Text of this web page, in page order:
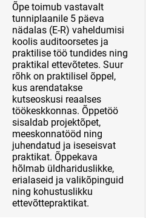
Õpe toimub vastavalt
tunniplaanile 5 päeva
nädalas (E-R) vaheldumisi
koolis auditoorsetes ja
praktilise töö tundides ning
praktikal ettevõtetes. Suur
rõhk on praktilisel õppel,
kus arendatakse
kutseoskusi reaalses
töökeskkonnas. Õppetöö
sisaldab projektõpet,
meeskonnatööd ning
juhendatud ja iseseisvat
praktikat. Õppekava
hõlmab üldhariduslikke,
erialaseid ja valikõpinguid
ning kohustuslikku
ettevõttepraktikat.